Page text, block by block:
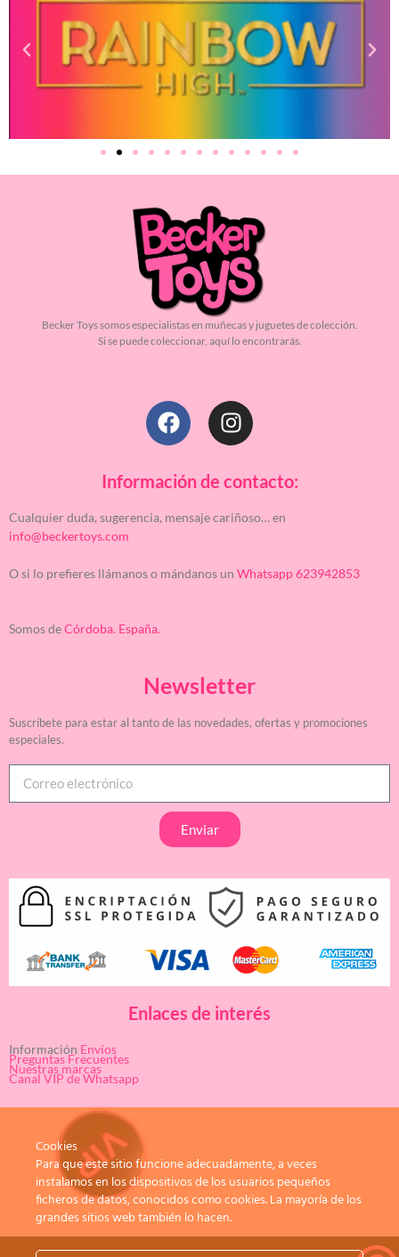
Becker Toys somos especialistas en muñecas y juguetes de colección.
Si se puede coleccionar, aquí lo encontrarás.
Información de contacto:
Cualquier duda, sugerencia, mensaje cariñoso… en
info@beckertoys.com
O si lo prefieres llámanos o mándanos un Whatsapp 623942853
Somos deCórdoba. España.
Newsletter
Suscríbete para estar al tanto de las novedades, ofertas y promociones
especiales.
Enviar
Enlaces de interés
Información Envíos
Preguntas Frecuentes
Nuestras marcas
Canal VIP de Whatsapp
Cookies
Para que este sitio funcione adecuadamente, a veces
instalamos en los dispositivos de los usuarios pequeños
ficheros de datos, conocidos como cookies. La mayoría de los
grandes sitios web también lo hacen.